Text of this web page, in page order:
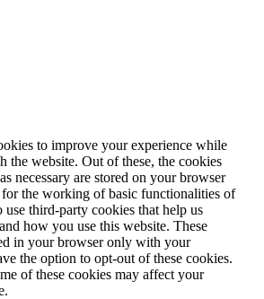
to improve your experience while
the website. Out of these, the cookies
necessary are stored on your browser
for the working of basic functionalities of
use third-party cookies that help us
how you use this website. These
in your browser only with your
the option to opt-out of these cookies.
of these cookies may affect your